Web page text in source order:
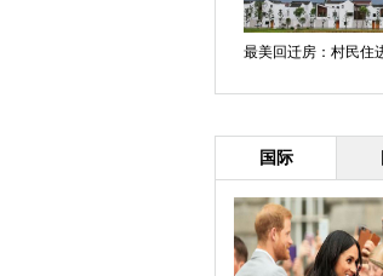
最美回迁房：村民住
国际